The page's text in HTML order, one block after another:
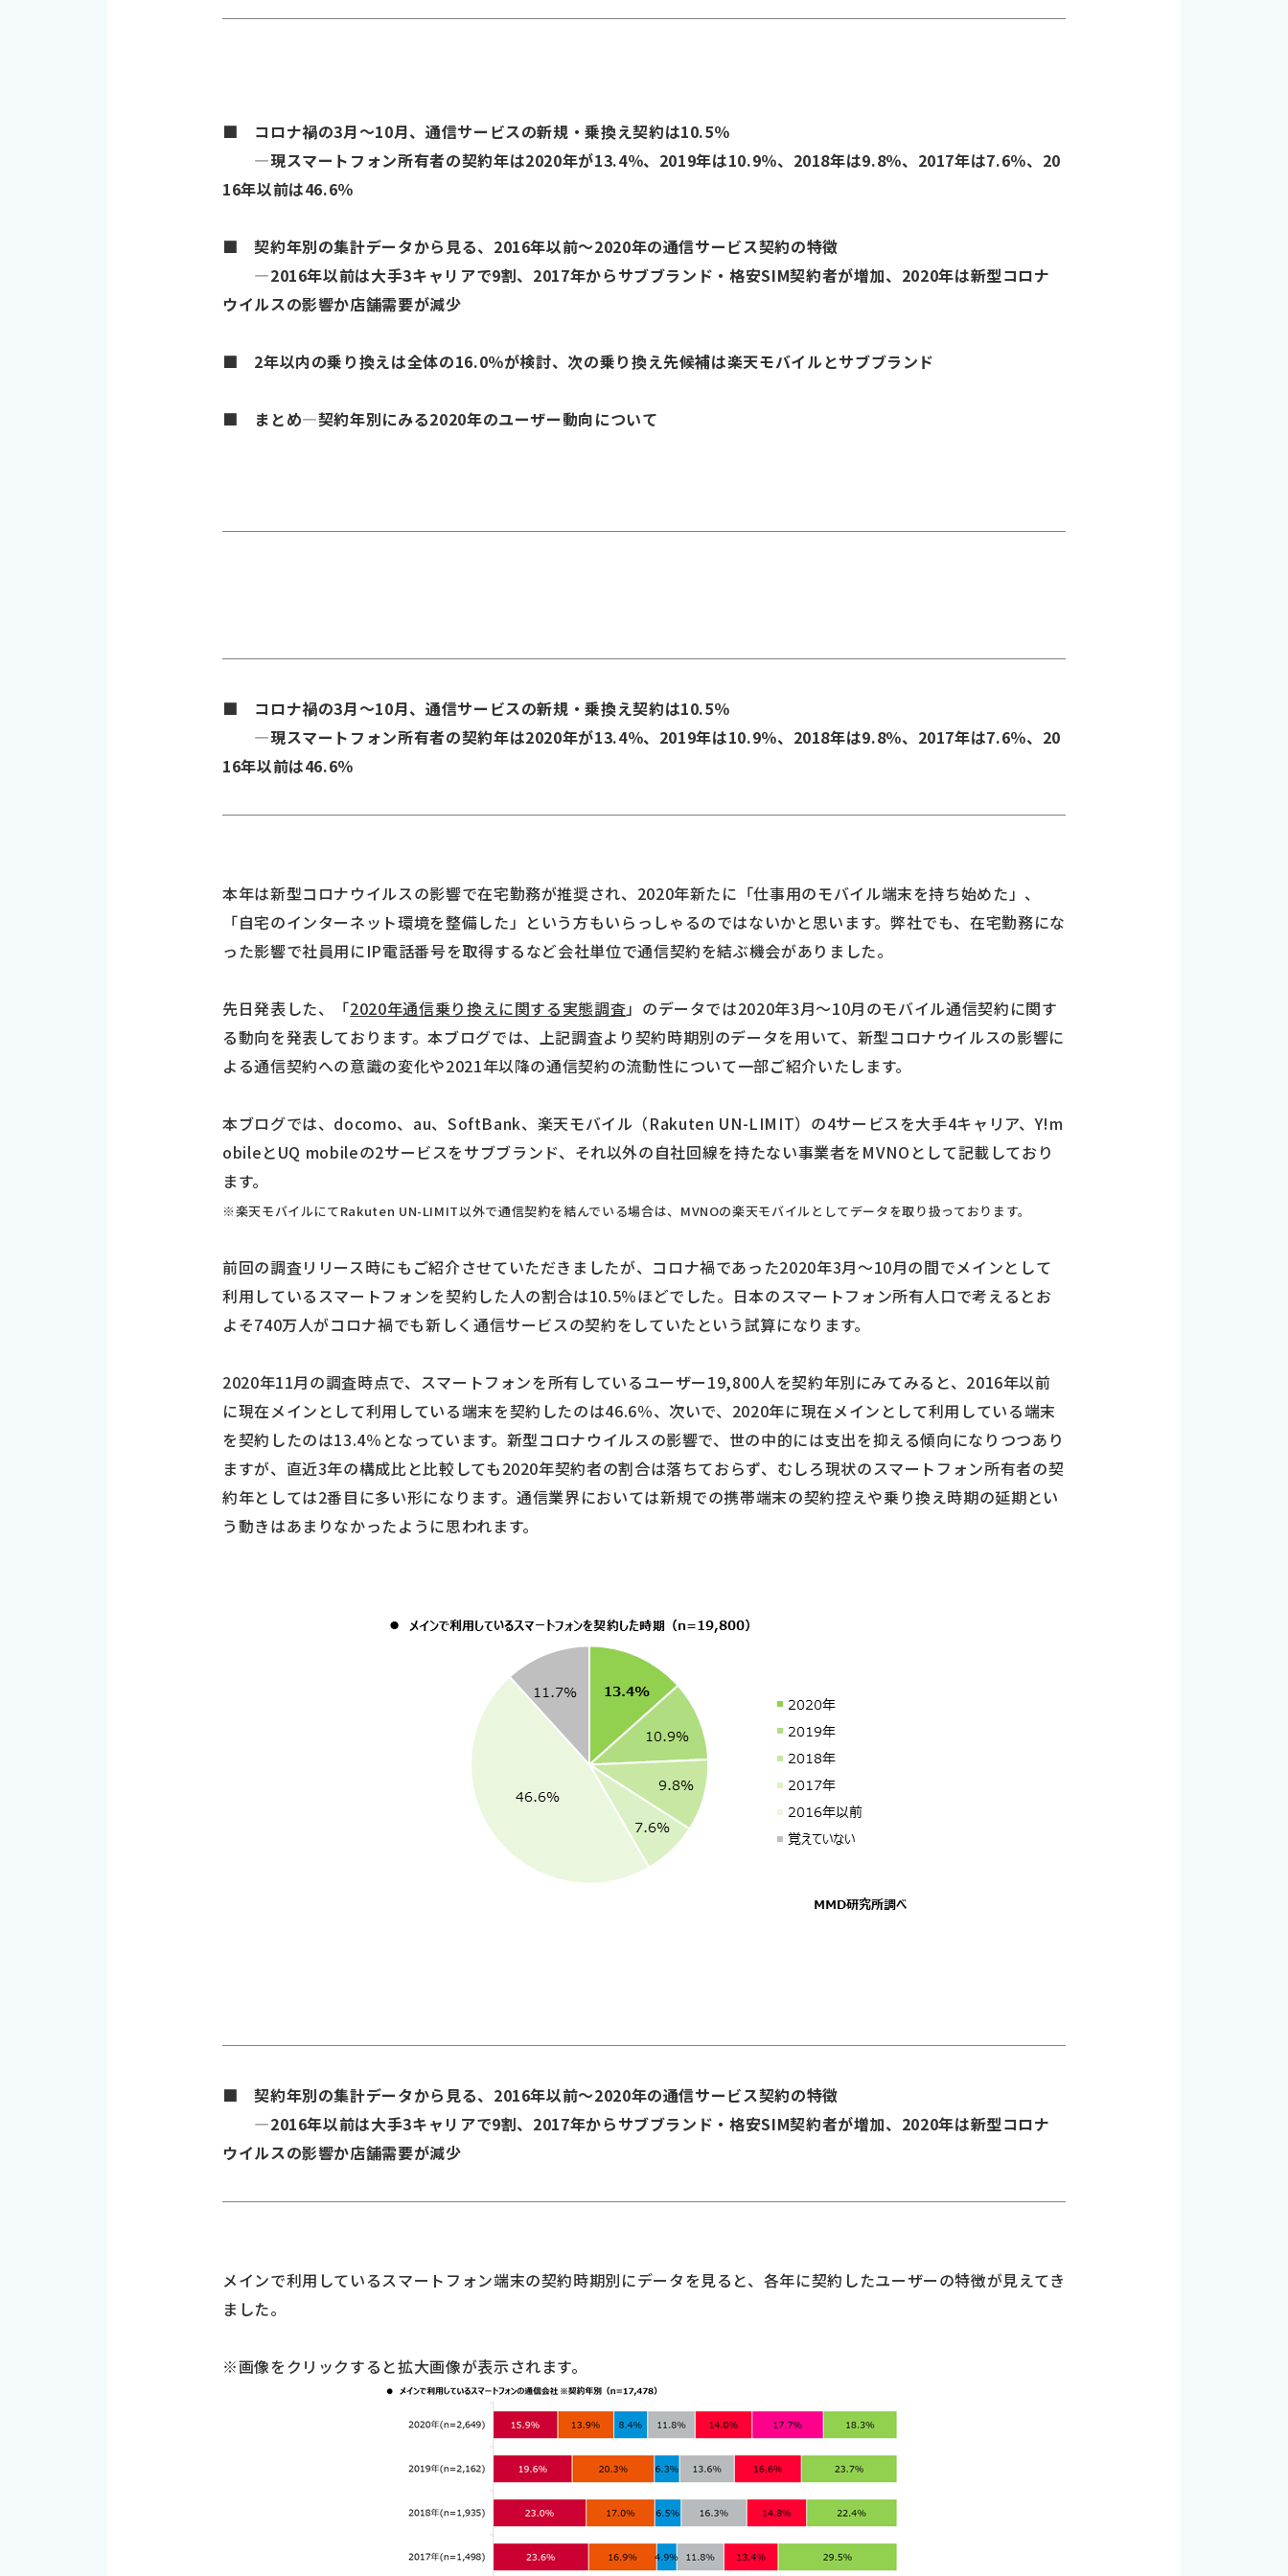
■ コロナ禍の3月～10月、通信サービスの新規・乗換え契約は10.5％
―現スマートフォン所有者の契約年は2020年が13.4％、2019年は10.9％、2018年は9.8％、2017年は7.6％、20
16年以前は46.6％
■ 契約年別の集計データから見る、2016年以前～2020年の通信サービス契約の特徴
―2016年以前は大手3キャリアで9割、2017年からサブブランド・格安SIM契約者が増加、2020年は新型コロナ
ウイルスの影響か店舗需要が減少
■ 2年以内の乗り換えは全体の16.0％が検討、次の乗り換え先候補は楽天モバイルとサブブランド
■ まとめ―契約年別にみる2020年のユーザー動向について
■ コロナ禍の3月～10月、通信サービスの新規・乗換え契約は10.5％
―現スマートフォン所有者の契約年は2020年が13.4％、2019年は10.9％、2018年は9.8％、2017年は7.6％、20
16年以前は46.6％
本年は新型コロナウイルスの影響で在宅勤務が推奨され、2020年新たに「仕事用のモバイル端末を持ち始めた」、
「自宅のインターネット環境を整備した」という方もいらっしゃるのではないかと思います。弊社でも、在宅勤務にな
った影響で社員用にIP電話番号を取得するなど会社単位で通信契約を結ぶ機会がありました。
先日発表した、「2020年通信乗り換えに関する実態調査」のデータでは2020年3月～10月のモバイル通信契約に関す
る動向を発表しております。本ブログでは、上記調査より契約時期別のデータを用いて、新型コロナウイルスの影響に
よる通信契約への意識の変化や2021年以降の通信契約の流動性について一部ご紹介いたします。
本ブログでは、docomo、au、SoftBank、楽天モバイル（Rakuten UN-LIMIT）の4サービスを大手4キャリア、Y!m
obileとUQ mobileの2サービスをサブブランド、それ以外の自社回線を持たない事業者をMVNOとして記載しており
ます。
※楽天モバイルにてRakuten UN-LIMIT以外で通信契約を結んでいる場合は、MVNOの楽天モバイルとしてデータを取り扱っております。
前回の調査リリース時にもご紹介させていただきましたが、コロナ禍であった2020年3月～10月の間でメインとして
利用しているスマートフォンを契約した人の割合は10.5％ほどでした。日本のスマートフォン所有人口で考えるとお
よそ740万人がコロナ禍でも新しく通信サービスの契約をしていたという試算になります。
2020年11月の調査時点で、スマートフォンを所有しているユーザー19,800人を契約年別にみてみると、2016年以前
に現在メインとして利用している端末を契約したのは46.6％、次いで、2020年に現在メインとして利用している端末
を契約したのは13.4％となっています。新型コロナウイルスの影響で、世の中的には支出を抑える傾向になりつつあり
ますが、直近3年の構成比と比較しても2020年契約者の割合は落ちておらず、むしろ現状のスマートフォン所有者の契
約年としては2番目に多い形になります。通信業界においては新規での携帯端末の契約控えや乗り換え時期の延期とい
う動きはあまりなかったように思われます。
■ 契約年別の集計データから見る、2016年以前～2020年の通信サービス契約の特徴
―2016年以前は大手3キャリアで9割、2017年からサブブランド・格安SIM契約者が増加、2020年は新型コロナ
ウイルスの影響か店舗需要が減少
メインで利用しているスマートフォン端末の契約時期別にデータを見ると、各年に契約したユーザーの特徴が見えてき
ました。
※画像をクリックすると拡大画像が表示されます。